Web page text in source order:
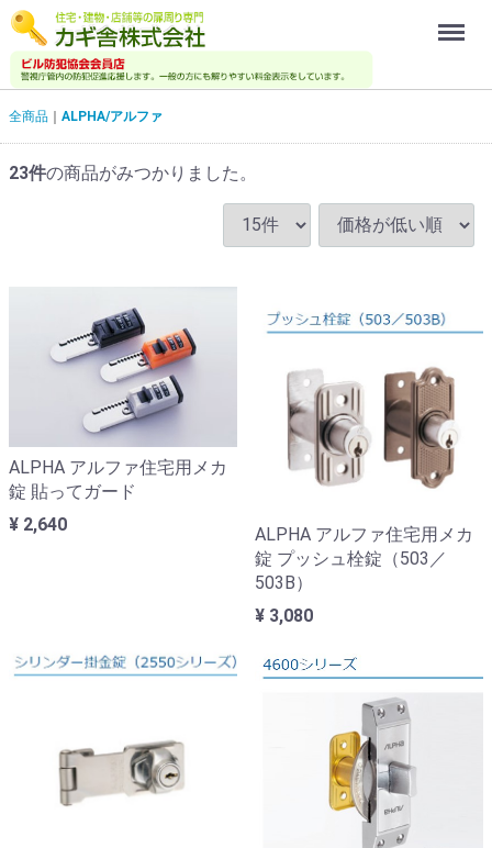
Menu
全商品 ALPHA/アルファ
23件の商品がみつかりました。
ALPHA アルファ住宅用メカ
錠 貼ってガード
¥ 2,640
ALPHA アルファ住宅用メカ
錠 プッシュ栓錠（503／
503B）
¥ 3,080